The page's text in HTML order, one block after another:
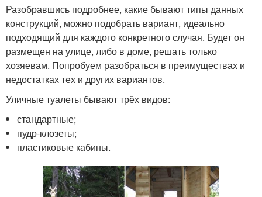
Разобравшись подробнее, какие бывают типы данных
конструкций, можно подобрать вариант, идеально
подходящий для каждого конкретного случая. Будет он
размещен на улице, либо в доме, решать только
хозяевам. Попробуем разобраться в преимуществах и
недостатках тех и других вариантов.
Уличные туалеты бывают трёх видов:
стандартные;
пудр-клозеты;
пластиковые кабины.